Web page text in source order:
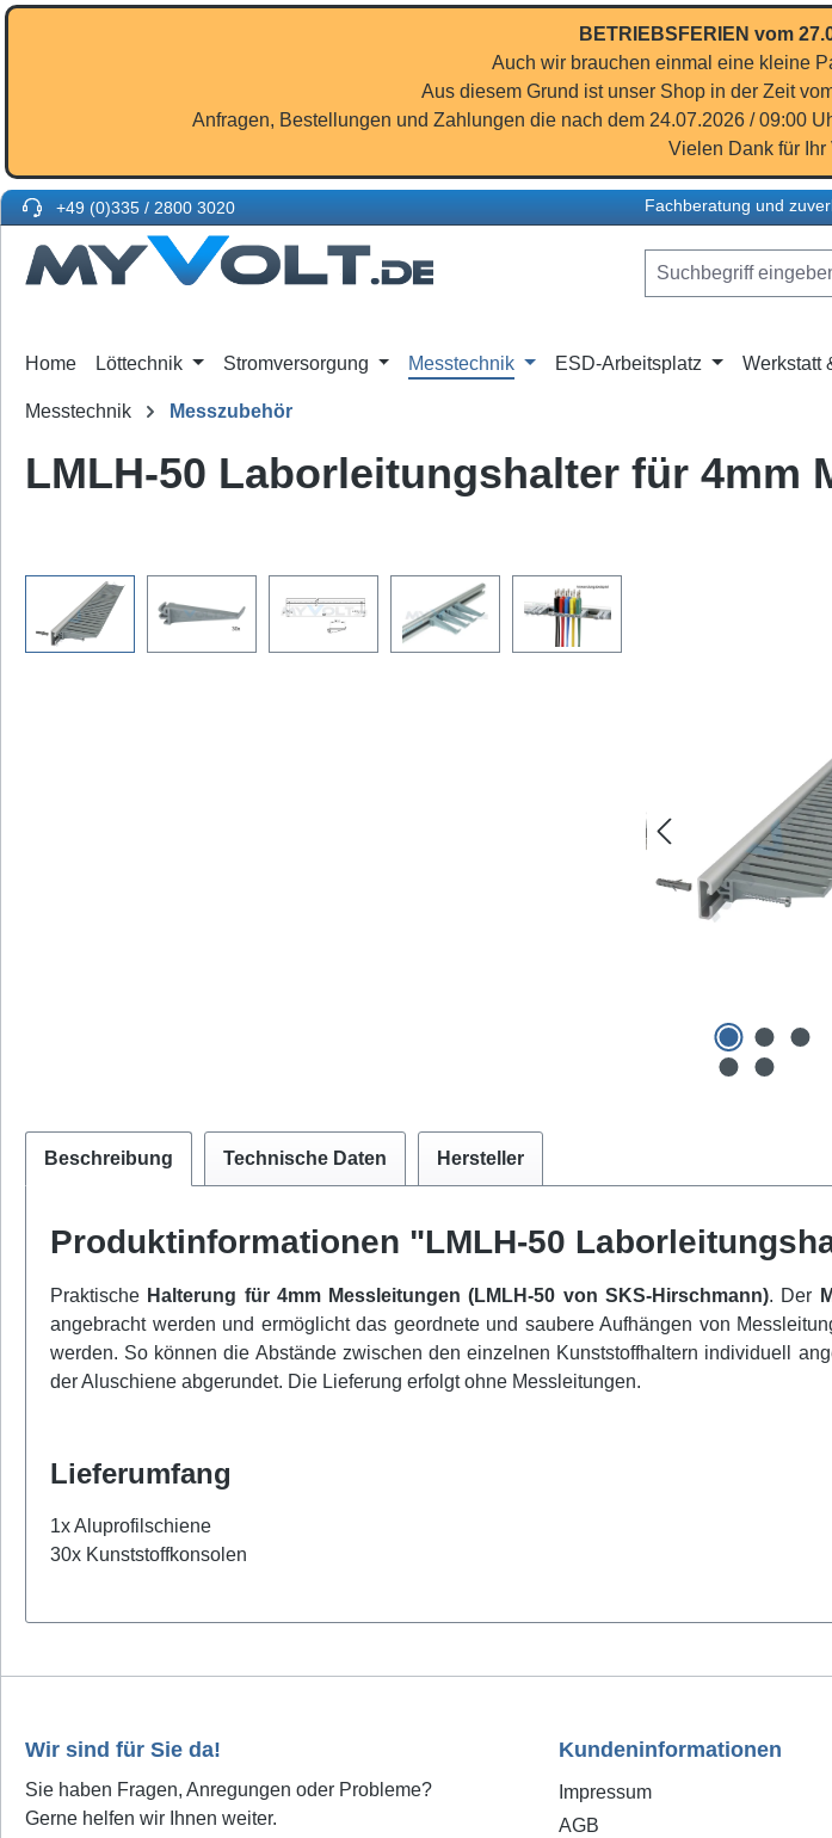
BETRIEBSFERIEN vom
Auch wir brauchen einmal eine kleine
Aus diesem Grund ist unser Shop in der Zeit
Anfragen, Bestellungen und Zahlungen die nach dem 24.07.2026 / 09:00
Vielen Dank für Ihr
+49 (0)335 / 2800 3020 Fachberatung und
Home Löttechnik Stromversorgung Messtechnik ESD-Arbeitsplatz Werkstatt
Messtechnik Messzubehör
LMLH-50 Laborleitungshalter für 4mm
Bildergalerie überspringen
Beschreibung Technische Daten Hersteller
Produktinformationen "LMLH-50
Praktische Halterung für 4mm Messleitungen (LMLH-50 von SKS-Hirschmann). Der
angebracht werden und ermöglicht das geordnete und saubere Aufhängen von
werden. So können die Abstände zwischen den einzelnen Kunststoffhaltern individuell
der Aluschiene abgerundet. Die Lieferung erfolgt ohne Messleitungen.
Lieferumfang
1x Aluprofilschiene
30x Kunststoffkonsolen
Wir sind für Sie da!
Sie haben Fragen, Anregungen oder Probleme?
Gerne helfen wir Ihnen weiter.
Kundeninformationen
Impressum
AGB